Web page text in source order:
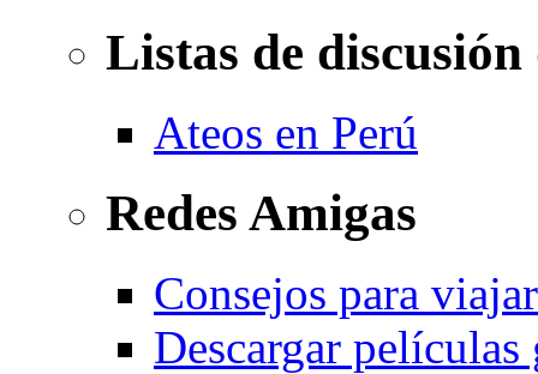
Listas de discusión
Ateos en Perú
Redes Amigas
Consejos para viajar
Descargar películas